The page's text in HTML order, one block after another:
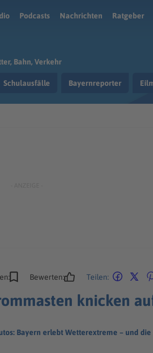
Podcasts Nachrichten Ratgeber
Bahn, Verkehr
Schulausfälle Bayernreporter
Bewerten: Teilen:
knicken
Bayern erlebt Wetterextreme – und